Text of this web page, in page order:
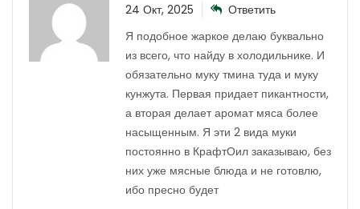
24 Окт, 2025
Ответить
Я подобное жаркое делаю буквально
из всего, что найду в холодильнике. И
обязательно муку тмина туда и муку
кунжута. Первая придает пикантности,
а вторая делает аромат мяса более
насыщенным. Я эти 2 вида муки
постоянно в КрафтОил заказываю, без
них уже мясные блюда и не готовлю,
ибо пресно будет